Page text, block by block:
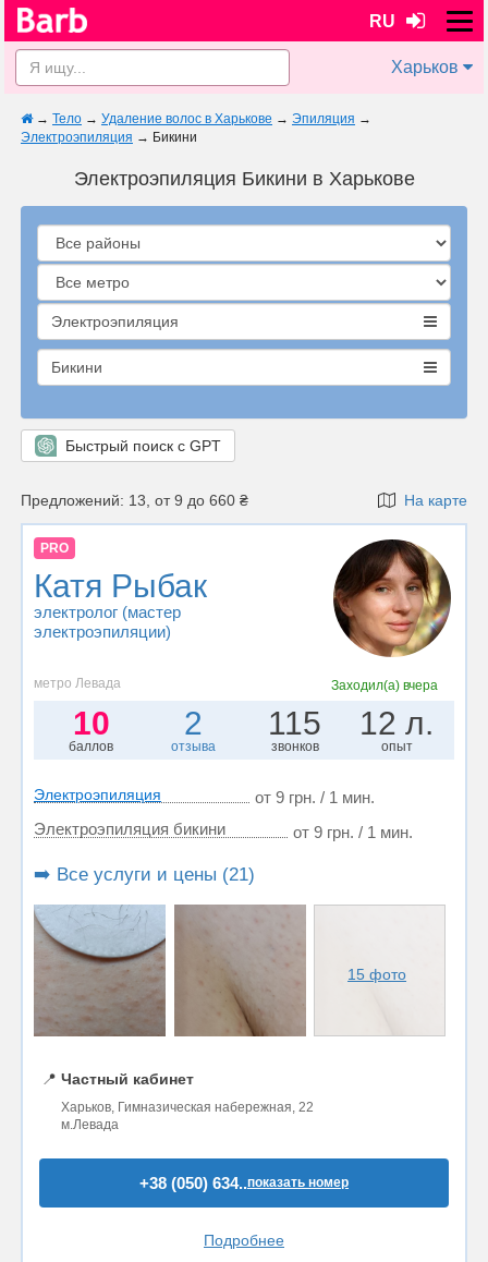
RU
Харьков
→ Тело → Удаление волос в Харькове → Эпиляция →
Электроэпиляция → Бикини
Электроэпиляция Бикини в Харькове
Электроэпиляция
Бикини
Быстрый поиск с GPT
Предложений: 13, от 9 до 660 ₴ На карте
PRO
Катя Рыбак
электролог (мастер
электроэпиляции)
метро Левада Заходил(а) вчера
10
баллов
2
отзыва
115
звонков
12 л.
опыт
Электроэпиляция
от 9 грн. / 1 мин.
Электроэпиляция бикини
от 9 грн. / 1 мин.
➡️ Все услуги и цены (21)
15 фото
📍 Частный кабинет
Харьков, Гимназическая набережная, 22
м.Левада
+38 (050) 634..показать номер
Подробнее